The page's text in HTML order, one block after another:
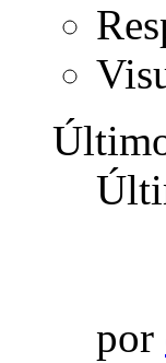
por